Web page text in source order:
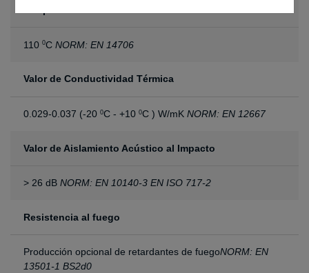
1100CNORM: EN 14706
Valor de Conductividad Térmica
0.029-0.037 (-200C - +100C ) W/mKNORM: EN 12667
Valor de Aislamiento Acústico al Impacto
> 26 dBNORM: EN 10140-3 EN ISO 717-2
Resistencia al fuego
Producción opcional de retardantes de fuegoNORM: EN
13501-1 BS2d0